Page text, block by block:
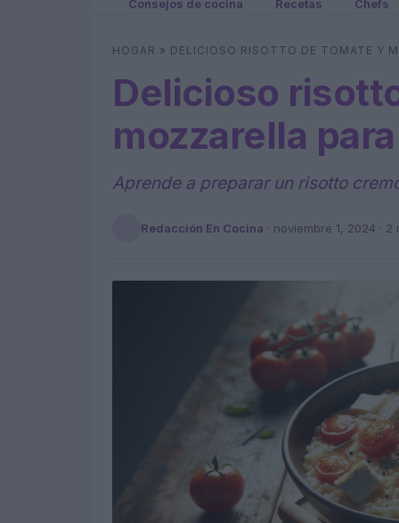
Consejos de cocina Recetas Chefs
HOGAR » DELICIOSO RISOTTO DE TOMATE Y
Delicioso
mozzarella
Aprende a preparar un risotto
Redacción En Cocina · noviembre 1, 2024 · 2